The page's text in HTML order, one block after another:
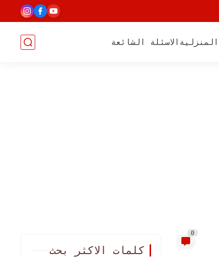
الاسئلة الشائعة
0
كلمات الاكثر بحث